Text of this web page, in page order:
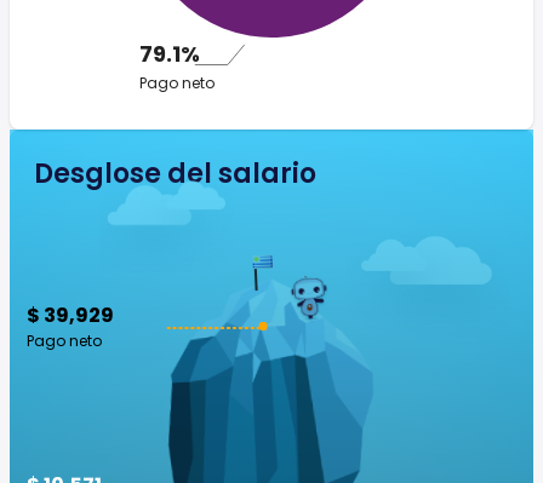
79.1%
Pago neto
Desglose del salario
$ 39,929
Pago neto